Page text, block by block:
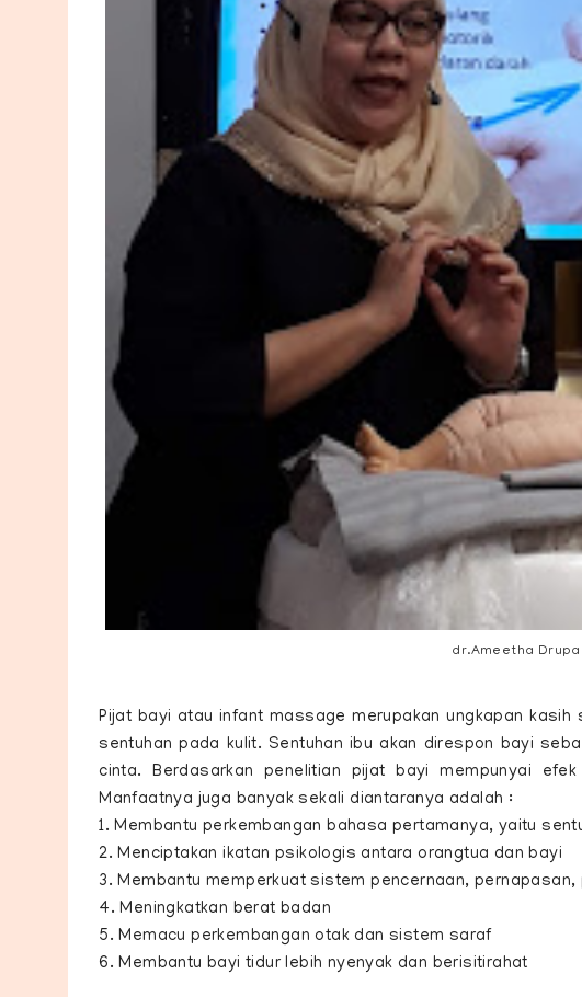
dr.Ameetha
Pijat bayi atau infant massage merupakan ungkapan
sentuhan pada kulit. Sentuhan ibu akan direspon bayi
cinta. Berdasarkan penelitian pijat bayi mempunyai
Manfaatnya juga banyak sekali diantaranya adalah :
1. Membantu perkembangan bahasa pertamanya, yaitu
2. Menciptakan ikatan psikologis antara orangtua dan bayi
3. Membantu memperkuat sistem pencernaan,
4. Meningkatkan berat badan
5. Memacu perkembangan otak dan sistem saraf
6. Membantu bayi tidur lebih nyenyak dan berisitirahat